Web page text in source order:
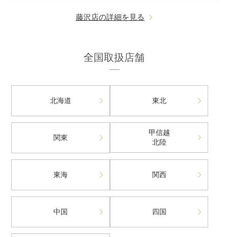
藤沢店の詳細を見る
全国取扱店舗
北海道 東北
関東
甲信越
北陸
東海 関西
中国 四国